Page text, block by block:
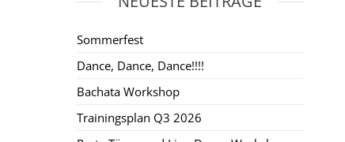
Sommerfest
Dance, Dance, Dance!!!!
Bachata Workshop
Trainingsplan Q3 2026